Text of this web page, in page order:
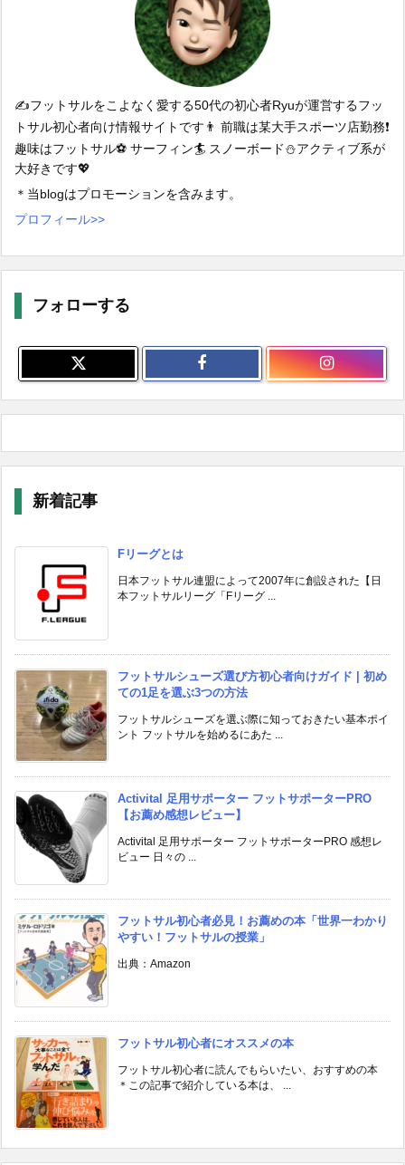
✍️フットサルをこよなく愛する50代の初心者Ryuが運営するフッ
トサル初心者向け情報サイトです👨 前職は某大手スポーツ店勤務❗️
趣味はフットサル⚽️ サーフィン🏄 スノーボード⛄️アクティブ系が
大好きです💖
＊当blogはプロモーションを含みます。
プロフィール>>
フォローする
新着記事
Fリーグとは
日本フットサル連盟によって2007年に創設された【日
本フットサルリーグ「Fリーグ ...
フットサルシューズ選び方初心者向けガイド | 初め
ての1足を選ぶ3つの方法
フットサルシューズを選ぶ際に知っておきたい基本ポイ
ント フットサルを始めるにあた ...
Activital 足用サポーター フットサポーターPRO
【お薦め感想レビュー】
Activital 足用サポーター フットサポーターPRO 感想レ
ビュー 日々の ...
フットサル初心者必見！お薦めの本「世界一わかり
やすい！フットサルの授業」
出典：Amazon
フットサル初心者にオススメの本
フットサル初心者に読んでもらいたい、おすすめの本
＊この記事で紹介している本は、 ...